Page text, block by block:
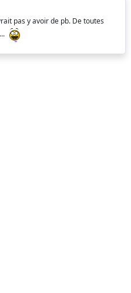
pas y avoir de pb. De toutes